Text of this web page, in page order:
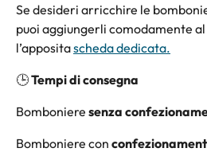
Se desideri arricchire le
puoi aggiungerli comodamente
l’appositascheda dedicata.
🕒Tempi di consegna
Bomboniere senza
Bomboniere con